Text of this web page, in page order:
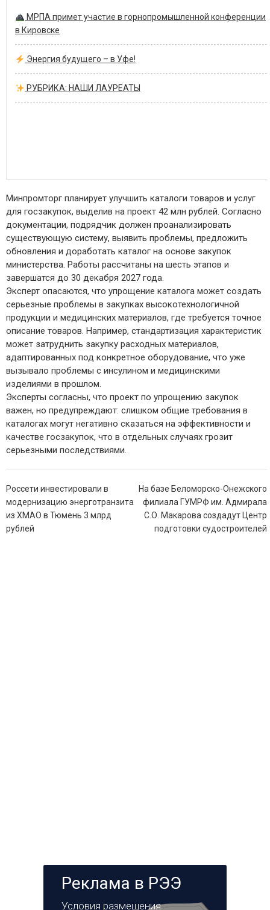
МРПА примет участие в горнопромышленной конференции
в Кировске
Энергия будущего – в Уфе!
РУБРИКА: НАШИ ЛАУРЕАТЫ
Минпромторг планирует улучшить каталоги товаров и услуг
для госзакупок, выделив на проект 42 млн рублей. Согласно
документации, подрядчик должен проанализировать
существующую систему, выявить проблемы, предложить
обновления и доработать каталог на основе закупок
министерства. Работы рассчитаны на шесть этапов и
завершатся до 30 декабря 2027 года.
Эксперт опасаются, что упрощение каталога может создать
серьезные проблемы в закупках высокотехнологичной
продукции и медицинских материалов, где требуется точное
описание товаров. Например, стандартизация характеристик
может затруднить закупку расходных материалов,
адаптированных под конкретное оборудование, что уже
вызывало проблемы с инсулином и медицинскими
изделиями в прошлом.
Эксперты согласны, что проект по упрощению закупок
важен, но предупреждают: слишком общие требования в
каталогах могут негативно сказаться на эффективности и
качестве госзакупок, что в отдельных случаях грозит
серьезными последствиями.
Навигация
по
записям
Россети инвестировали в
модернизацию энерготранзита
из ХМАО в Тюмень 3 млрд
рублей
На базе Беломорско-Онежского
филиала ГУМРФ им. Адмирала
С.О. Макарова создадут Центр
подготовки судостроителей
Реклама в РЭЭ
Условия размещения